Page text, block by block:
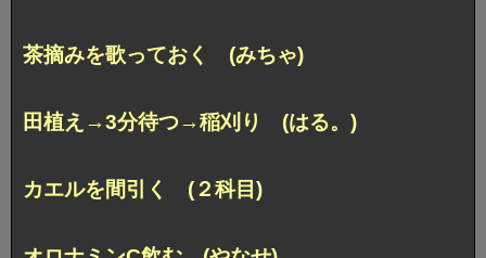
茶摘みを歌っておく (みちゃ)
田植え→3分待つ→稲刈り (はる。)
カエルを間引く (２科目)